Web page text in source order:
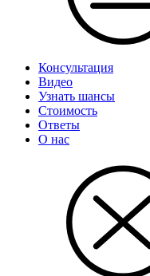
Консультация
Видео
Узнать шансы
Стоимость
Ответы
О нас